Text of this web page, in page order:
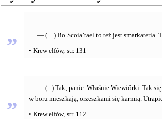
„ — (…) Bo Scoia’tael to też jest smarkateria.
• Krew elfów, str. 131
„
— (...) Tak, panie. Właśnie Wiewiórki. Tak
w boru mieszkają, orzeszkami się karmią.
• Krew elfów, str. 112